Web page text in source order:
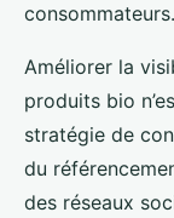
consommateurs.
Améliorer la
produits bio
stratégie de
du
des réseaux